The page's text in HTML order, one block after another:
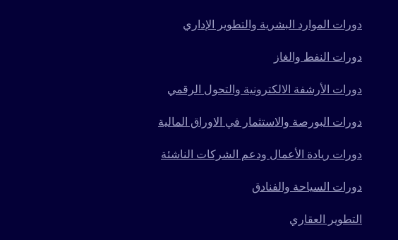
دورات الموارد البشرية والتطوير الإداري
دورات النفط والغاز
دورات الأرشفة الالكترونية والتحول الرقمي
دورات البورصة والاستثمار في الاوراق المالية
دورات ريادة الأعمال ودعم الشركات الناشئة
دورات السياحة والفنادق
التطوير العقاري